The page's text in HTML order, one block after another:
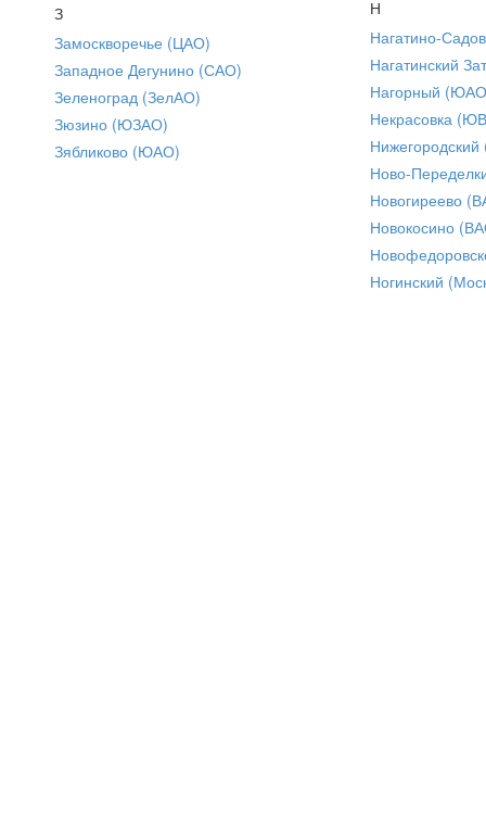
З
Замоскворечье (ЦАО)
Западное Дегунино (САО)
Зеленоград (ЗелАО)
Зюзино (ЮЗАО)
Зябликово (ЮАО)
Н
Нагатино-
Нагатинский
Нагорный
Некрасовка
Ново-
Новогиреево
Новокосино
Ногинский